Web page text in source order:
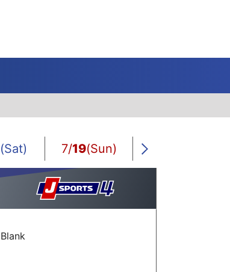
フリーライドワールドツアー
ISU選手権大会
高校バレー インターハイ
デイトナ24時間レース
GTV 〜SUPER GT トークバラエティ〜
シクロクロス
和倉ユースサッカー大会
ー・ツアー 2026 〜オールブラックス 南アフ
リカ遠征〜）
高校ラグビー
セブンズ
大学野球
高校野球
(Sat) 7/19(Sun) 7/
Next
Blank